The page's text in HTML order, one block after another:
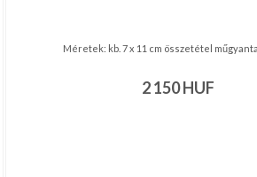
Méretek: kb. 7 x 11 cm összetétel műgyanta ,
2 150HUF